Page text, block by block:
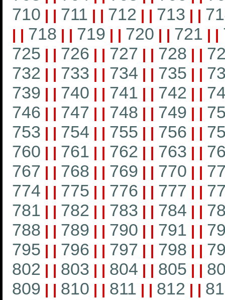
710 | | 711 | | 712 | | 713 | |
| | 718 | | 719 | | 720 | | 721 | |
725 | | 726 | | 727 | | 728 | |
732 | | 733 | | 734 | | 735 | |
739 | | 740 | | 741 | | 742 | |
746 | | 747 | | 748 | | 749 | |
753 | | 754 | | 755 | | 756 | |
760 | | 761 | | 762 | | 763 | |
767 | | 768 | | 769 | | 770 | |
774 | | 775 | | 776 | | 777 | |
781 | | 782 | | 783 | | 784 | |
788 | | 789 | | 790 | | 791 | |
795 | | 796 | | 797 | | 798 | |
802 | | 803 | | 804 | | 805 | |
809 | | 810 | | 811 | | 812 | |